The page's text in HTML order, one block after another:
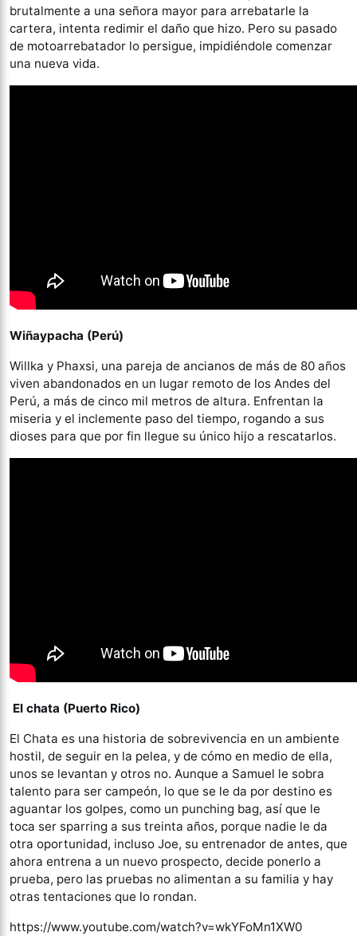
brutalmente a una señora mayor para arrebatarle la
cartera, intenta redimir el daño que hizo. Pero su pasado
de motoarrebatador lo persigue, impidiéndole comenzar
una nueva vida.
Wiñaypacha (Perú)
Willka y Phaxsi, una pareja de ancianos de más de 80 años
viven abandonados en un lugar remoto de los Andes del
Perú, a más de cinco mil metros de altura. Enfrentan la
miseria y el inclemente paso del tiempo, rogando a sus
dioses para que por fin llegue su único hijo a rescatarlos.
El chata (Puerto Rico)
El Chata es una historia de sobrevivencia en un ambiente
hostil, de seguir en la pelea, y de cómo en medio de ella,
unos se levantan y otros no. Aunque a Samuel le sobra
talento para ser campeón, lo que se le da por destino es
aguantar los golpes, como un punching bag, así que le
toca ser sparring a sus treinta años, porque nadie le da
otra oportunidad, incluso Joe, su entrenador de antes, que
ahora entrena a un nuevo prospecto, decide ponerlo a
prueba, pero las pruebas no alimentan a su familia y hay
otras tentaciones que lo rondan.
https://www.youtube.com/watch?v=wkYFoMn1XW0